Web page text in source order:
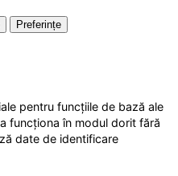
Preferințe
pentru funcțiile de bază ale
funcționa în modul dorit fără
date de identificare